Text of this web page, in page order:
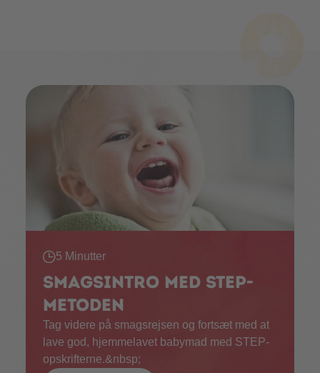
5 Minutter
Smagsintro med STEP-
metoden
Tag videre på smagsrejsen og fortsæt med at
lave god, hjemmelavet babymad med STEP-
opskrifterne.&nbsp;